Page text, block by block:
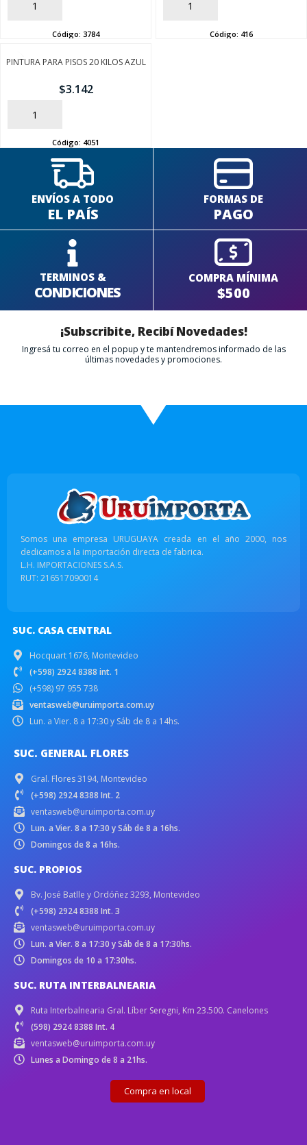
AÑADIR
Código: 3784
AÑADIR
Código: 416
PINTURA PARA PISOS 20 KILOS AZUL
$3.142
AÑADIR
Código: 4051
ENVÍOS A TODO
EL PAÍS
FORMAS DE
PAGO
TERMINOS &
CONDICIONES
COMPRA MÍNIMA
$500
¡Subscribite, Recibí Novedades!
Ingresá tu correo en el popup y te mantendremos informado de las
últimas novedades y promociones.
Somos una empresa URUGUAYA creada en el año 2000, nos
dedicamos a la importación directa de fabrica.
L.H. IMPORTACIONES S.A.S.
RUT: 216517090014
SUC. CASA CENTRAL
Hocquart 1676, Montevideo
(+598) 2924 8388 int. 1
(+598) 97 955 738
ventasweb@uruimporta.com.uy
Lun. a Vier. 8 a 17:30 y Sáb de 8 a 14hs.
SUC. GENERAL FLORES
Gral. Flores 3194, Montevideo
(+598) 2924 8388 Int. 2
ventasweb@uruimporta.com.uy
Lun. a Vier. 8 a 17:30 y Sáb de 8 a 16hs.
Domingos de 8 a 16hs.
SUC. PROPIOS
Bv. José Batlle y Ordóñez 3293, Montevideo
(+598) 2924 8388 Int. 3
ventasweb@uruimporta.com.uy
Lun. a Vier. 8 a 17:30 y Sáb de 8 a 17:30hs.
Domingos de 10 a 17:30hs.
SUC. RUTA INTERBALNEARIA
Ruta Interbalnearia Gral. Líber Seregni, Km 23.500. Canelones
(598) 2924 8388 Int. 4
ventasweb@uruimporta.com.uy
Lunes a Domingo de 8 a 21hs.
Compra en local
FINALIZÁ TU COMPRA